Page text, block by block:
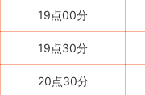
19点00分
19点30分
20点30分